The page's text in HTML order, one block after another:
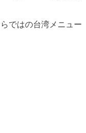
ではの台湾メニュー